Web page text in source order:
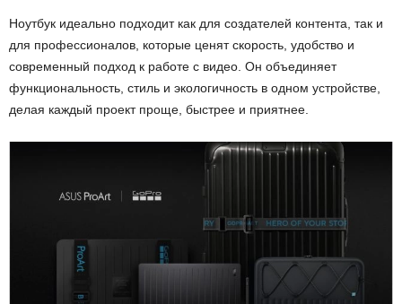
Ноутбук идеально подходит как для создателей контента, так и
для профессионалов, которые ценят скорость, удобство и
современный подход к работе с видео. Он объединяет
функциональность, стиль и экологичность в одном устройстве,
делая каждый проект проще, быстрее и приятнее.